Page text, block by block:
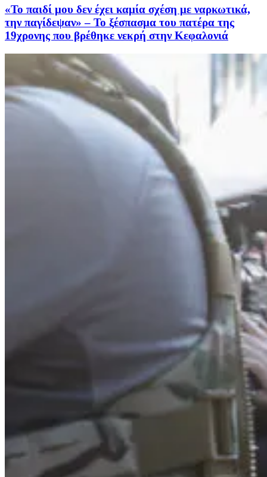
«Το παιδί μου δεν έχει καμία σχέση με ναρκωτικά,
την παγίδεψαν» – Το ξέσπασμα του πατέρα της
19χρονης που βρέθηκε νεκρή στην Κεφαλονιά